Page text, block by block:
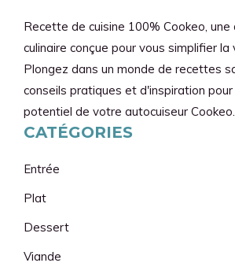
Recette de cuisine 100% Cookeo,
culinaire conçue pour vous simplifier la
Plongez dans un monde de recettes
conseils pratiques et d'inspiration
potentiel de votre autocuiseur Cookeo.
CATÉGORIES
Entrée
Plat
Dessert
Viande